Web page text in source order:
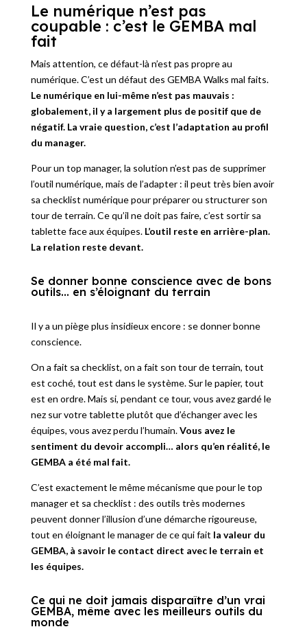
Le numérique n’est pas
coupable : c’est le GEMBA mal
fait
Mais attention, ce défaut-là n’est pas propre au
numérique. C’est un défaut des GEMBA Walks mal faits.
Le numérique en lui-même n’est pas mauvais :
globalement, il y a largement plus de positif que de
négatif. La vraie question, c’est l’adaptation au profil
du manager.
Pour un top manager, la solution n’est pas de supprimer
l’outil numérique, mais de l’adapter : il peut très bien avoir
sa checklist numérique pour préparer ou structurer son
tour de terrain. Ce qu’il ne doit pas faire, c’est sortir sa
tablette face aux équipes. L’outil reste en arrière-plan.
La relation reste devant.
Se donner bonne conscience avec de bons
outils… en s’éloignant du terrain
Il y a un piège plus insidieux encore : se donner bonne
conscience.
On a fait sa checklist, on a fait son tour de terrain, tout
est coché, tout est dans le système. Sur le papier, tout
est en ordre. Mais si, pendant ce tour, vous avez gardé le
nez sur votre tablette plutôt que d’échanger avec les
équipes, vous avez perdu l’humain.Vous avez le
sentiment du devoir accompli… alors qu’en réalité, le
GEMBA a été mal fait.
C’est exactement le même mécanisme que pour le top
manager et sa checklist : des outils très modernes
peuvent donner l’illusion d’une démarche rigoureuse,
tout en éloignant le manager de ce qui fait la valeur du
GEMBA, à savoir le contact direct avec le terrain et
les équipes.
Ce qui ne doit jamais disparaître d’un vrai
GEMBA, même avec les meilleurs outils du
monde